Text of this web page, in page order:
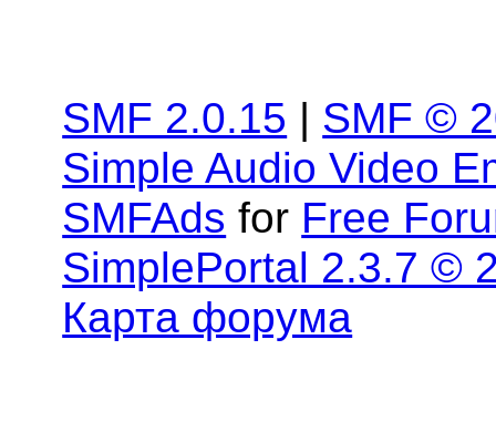
SMF 2.0.15 | SMF ©
Simple Audio Video
SMFAds for Free
SimplePortal 2.3.7 ©
Карта форума